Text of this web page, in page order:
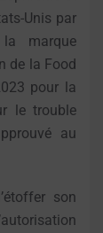
Unis par
marque
de la Food
pour la
le trouble
au
son